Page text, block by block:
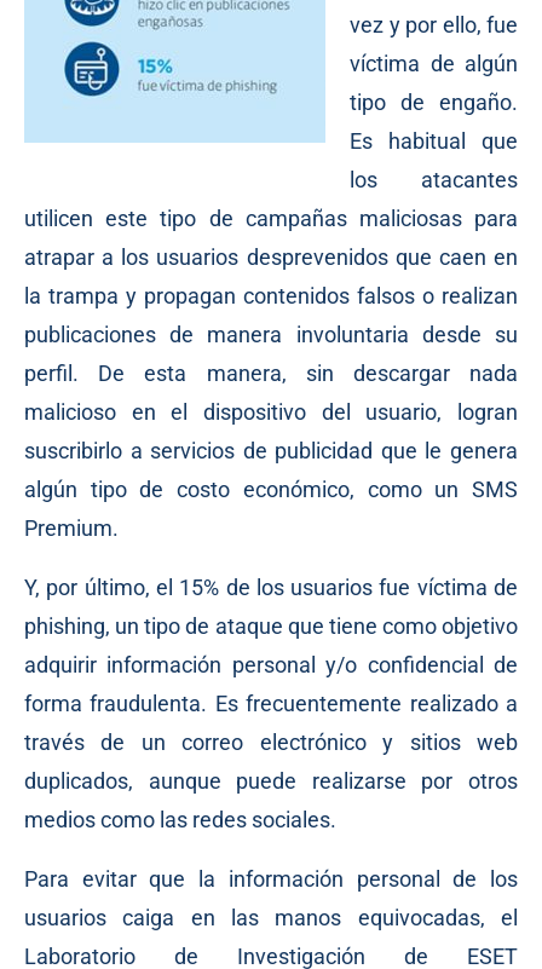
vez y por ello, fue
víctima de algún
tipo de engaño.
Es habitual que
los atacantes
utilicen este tipo de campañas maliciosas para
atrapar a los usuarios desprevenidos que caen en
la trampa y propagan contenidos falsos o realizan
publicaciones de manera involuntaria desde su
perfil. De esta manera, sin descargar nada
malicioso en el dispositivo del usuario, logran
suscribirlo a servicios de publicidad que le genera
algún tipo de costo económico, como un SMS
Premium.
Y, por último, el 15% de los usuarios fue víctima de
phishing, un tipo de ataque que tiene como objetivo
adquirir información personal y/o confidencial de
forma fraudulenta. Es frecuentemente realizado a
través de un correo electrónico y sitios web
duplicados, aunque puede realizarse por otros
medios como las redes sociales.
Para evitar que la información personal de los
usuarios caiga en las manos equivocadas, el
Laboratorio de Investigación de ESET